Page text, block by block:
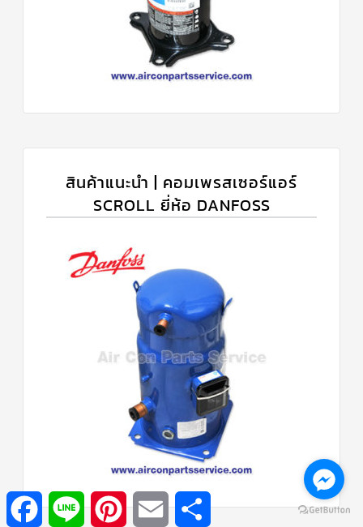
สินค้าแนะนำ | คอมเพรสเซอร์แอร์
SCROLL ยี่ห้อ DANFOSS
Facebook Line Pinterest Email